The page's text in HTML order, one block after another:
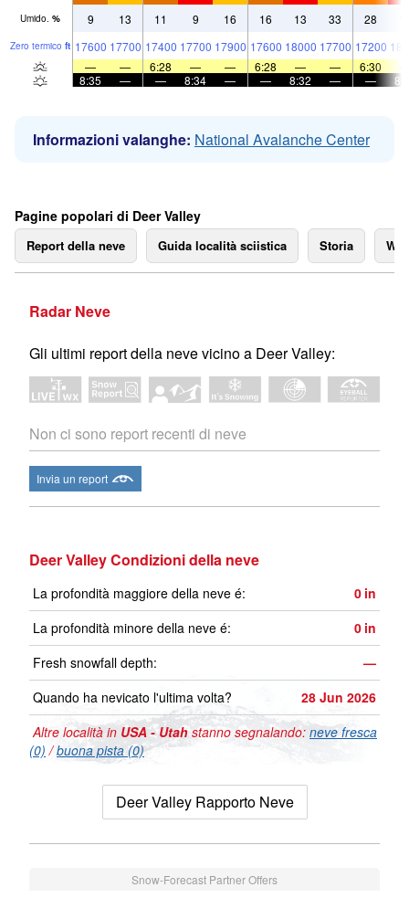
Umido. % 9 13 11 9 16 16 13 33 28
Zero termico ft 17600 17700 17400 17700 17900 17600 18000 17700 17200
—
— 6:28 — — 6:28 — — 6:30
8:35
— — 8:34 — — 8:32 — —
Informazioni valanghe: National Avalanche Center
Pagine popolari di Deer Valley
Report della neve Guida località sciistica Storia
Radar Neve
Gli ultimi report della neve vicino a Deer Valley:
Non ci sono report recenti di neve
Invia un report
Deer Valley Condizioni della neve
La profondità maggiore della neve é: 0 in
La profondità minore della neve é:
0 in
Fresh snowfall depth:
—
Quando ha nevicato l'ultima volta?
28 Jun 2026
Altre località in USA - Utahstanno segnalando: neve fresca
(0) /buona pista (0)
Deer Valley Rapporto Neve
Snow-Forecast Partner Offers